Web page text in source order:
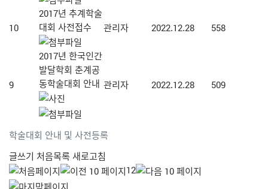
학술대회 안내 및 사전등록
10
2017년 추계학술
대회 사전접수
관리자 2022.12.28 558
9
2017년 한국인간
발달학회 춘계공
동학술대회 안내 관리자 2022.12.28 509
글쓰기 처음목록새로고침
12